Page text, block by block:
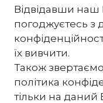
Відвідавши наш
погоджуєтесь
їх вивчити.
Також
політика
тільки на даний